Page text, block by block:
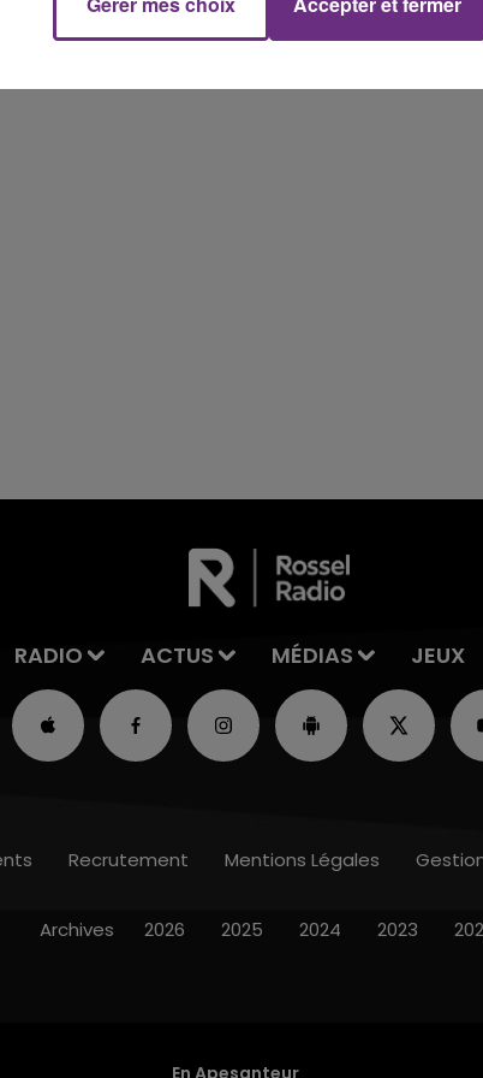
RADIO ACTUS MÉDIAS JEUX
En Apesanteur
Recrutement Mentions Légales
Archives 2026 2025 2024 2023